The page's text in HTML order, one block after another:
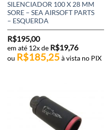
SILENCIADOR 100 X 28 MM
SORE – SEA AIRSOFT PARTS
– ESQUERDA
R$195,00
em até 12x de R$19,76
ou R$185,25 à vista no PIX